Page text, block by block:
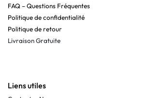
FAQ – Questions Fréquentes
Politique de confidentialité
Politique de retour
Livraison Gratuite
Liens utiles